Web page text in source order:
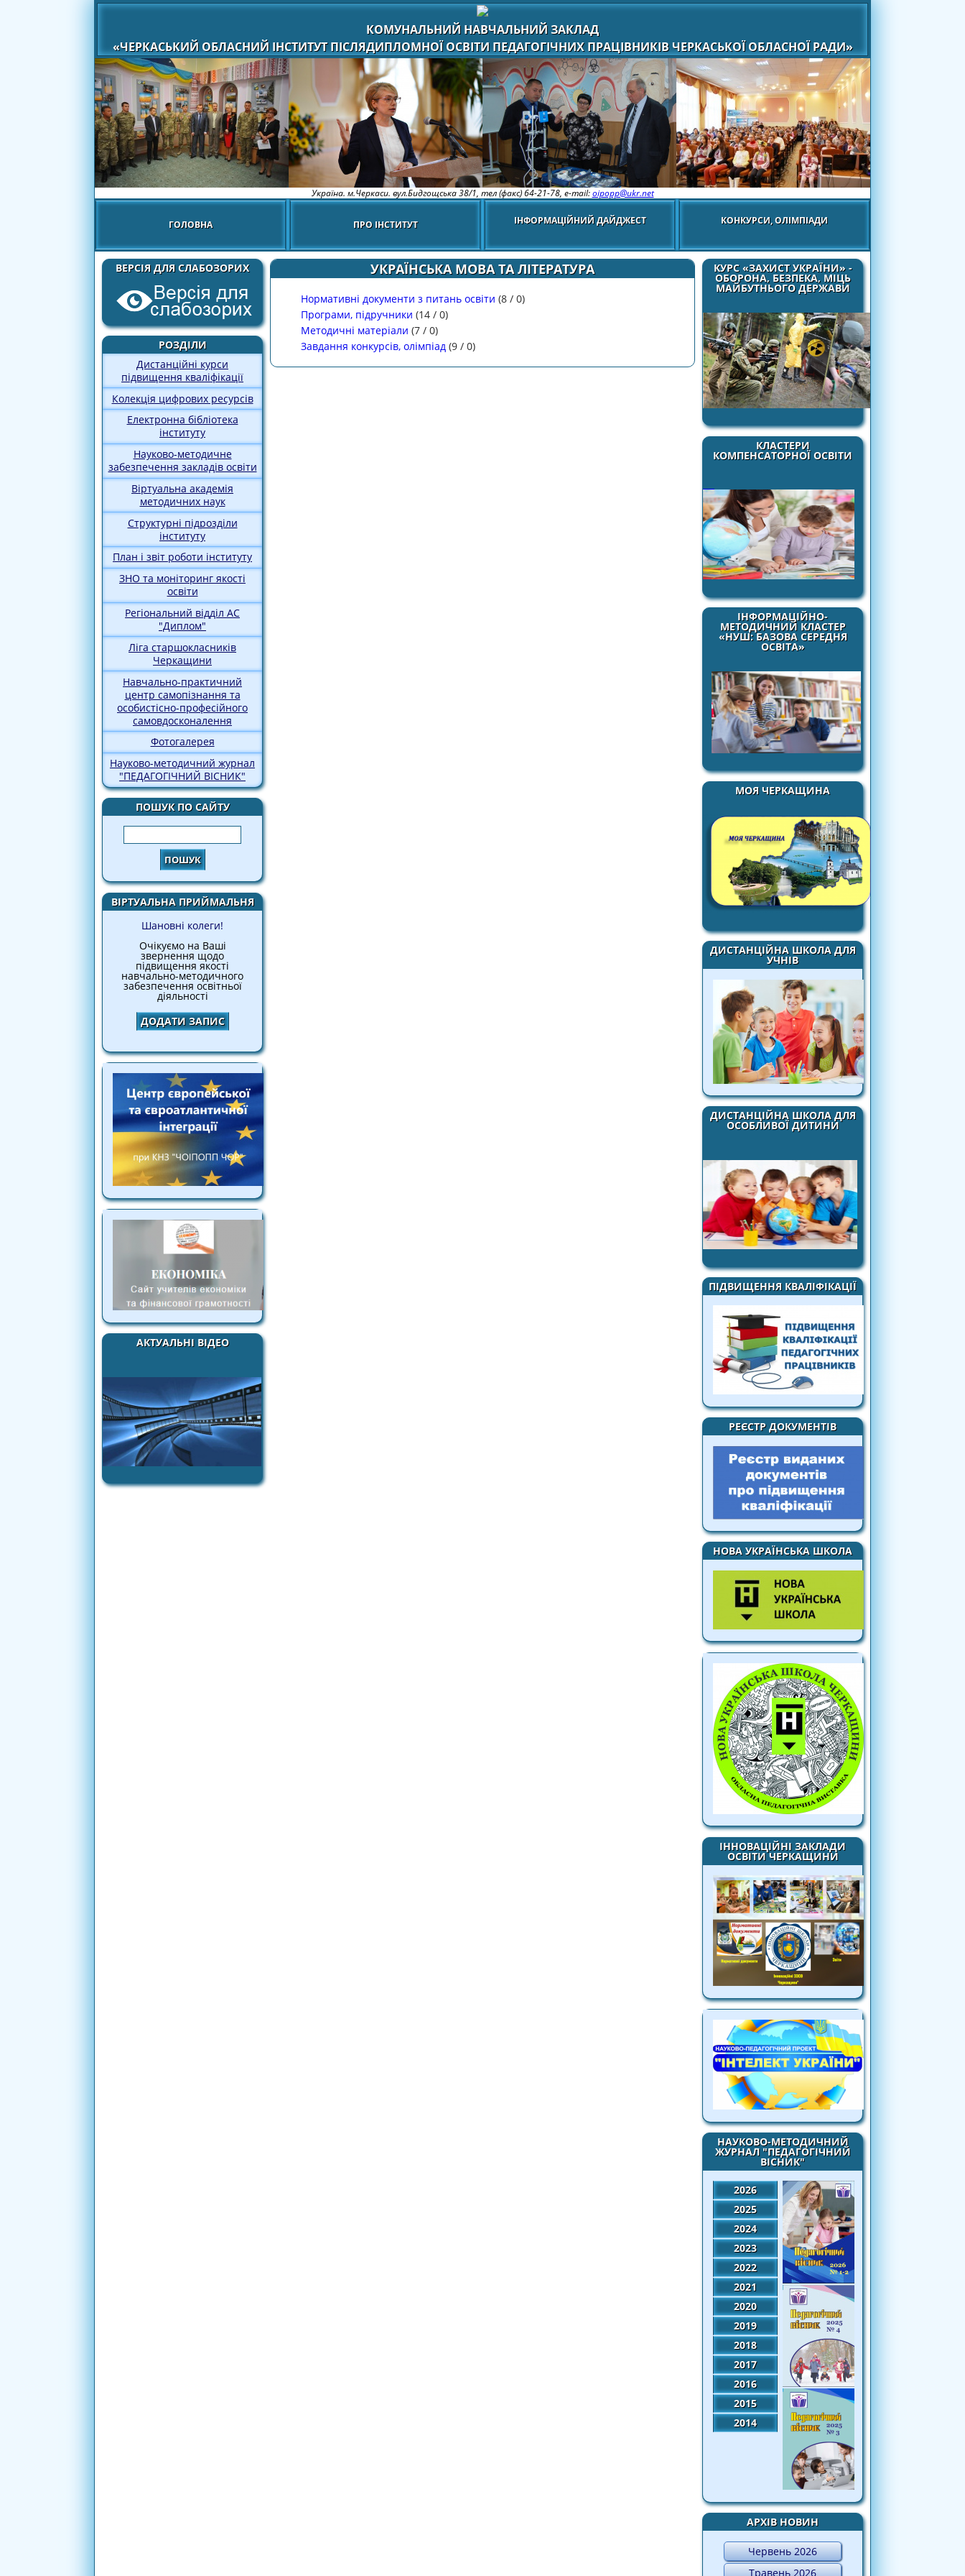
КОМУНАЛЬНИЙ НАВЧАЛЬНИЙ ЗАКЛАД
«ЧЕРКАСЬКИЙ ОБЛАСНИЙ ІНСТИТУТ ПІСЛЯДИПЛОМНОЇ ОСВІТИ ПЕДАГОГІЧНИХ ПРАЦІВНИКІВ ЧЕРКАСЬКОЇ ОБЛАСНОЇ РАДИ»
Україна. м.Черкаси. вул.Бидгощська 38/1, тел (факс) 64-21-78, e-mail:oipopp@ukr.net
ГОЛОВНА ПРО ІНСТИТУТ ІНФОРМАЦІЙНИЙ ДАЙДЖЕСТ КОНКУРСИ, ОЛІМПІАДИ
ВЕРСІЯ ДЛЯ СЛАБОЗОРИХ
РОЗДІЛИ
Дистанційні курси
підвищення кваліфікації
Колекція цифрових ресурсів
Електронна бібліотека
інституту
Науково-методичне
забезпечення закладів освіти
Віртуальна академія
методичних наук
Структурні підрозділи
інституту
План і звіт роботи інституту
ЗНО та моніторинг якості
освіти
Регіональний відділ АС
"Диплом"
Ліга старшокласників
Черкащини
Навчально-практичний
центр самопізнання та
особистісно-професійного
самовдосконалення
Фотогалерея
Науково-методичний журнал
"ПЕДАГОГІЧНИЙ ВІСНИК"
ПОШУК ПО САЙТУ
Пошук
ВІРТУАЛЬНА ПРИЙМАЛЬНЯ
Шановні колеги!
Очікуємо на Ваші
звернення щодо
підвищення якості
навчально-методичного
забезпечення освітньої
діяльності
ДОДАТИ ЗАПИС
АКТУАЛЬНІ ВІДЕО
КУРС «ЗАХИСТ УКРАЇНИ» -
ОБОРОНА, БЕЗПЕКА, МІЦЬ
МАЙБУТНЬОГО ДЕРЖАВИ
КЛАСТЕРИ
КОМПЕНСАТОРНОЇ ОСВІТИ
ІНФОРМАЦІЙНО-
МЕТОДИЧНИЙ КЛАСТЕР
«НУШ: БАЗОВА СЕРЕДНЯ
ОСВІТА»
МОЯ ЧЕРКАЩИНА
ДИСТАНЦІЙНА ШКОЛА ДЛЯ
УЧНІВ
ДИСТАНЦІЙНА ШКОЛА ДЛЯ
ОСОБЛИВОЇ ДИТИНИ
ПІДВИЩЕННЯ КВАЛІФІКАЦІЇ
РЕЄСТР ДОКУМЕНТІВ
НОВА УКРАЇНСЬКА ШКОЛА
ІННОВАЦІЙНІ ЗАКЛАДИ
ОСВІТИ ЧЕРКАЩИНИ
НАУКОВО-МЕТОДИЧНИЙ
ЖУРНАЛ "ПЕДАГОГІЧНИЙ
ВІСНИК"
2026
2025
2024
2023
2022
2021
2020
2019
2018
2017
2016
2015
2014
АРХІВ НОВИН
Червень 2026
Травень 2026
УКРАЇНСЬКА МОВА ТА ЛІТЕРАТУРА
Нормативні документи з питань освіти (8 / 0)
Програми, підручники (14 / 0)
Методичні матеріали (7 / 0)
Завдання конкурсів, олімпіад (9 / 0)